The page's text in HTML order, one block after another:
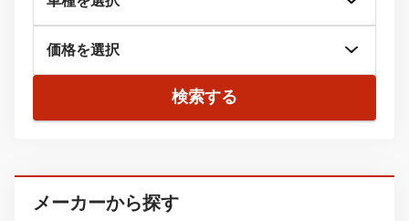
検索する
メーカーから探す